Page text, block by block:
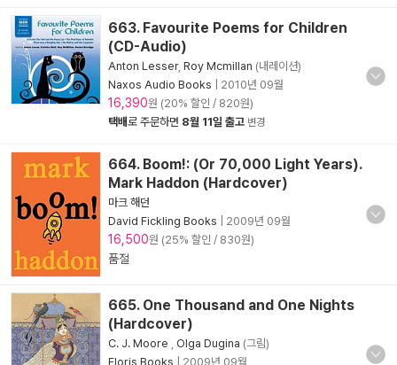
663. Favourite Poems for Children
(CD-Audio)
Anton Lesser, Roy Mcmillan (내레이션)
Naxos Audio Books
2010년 09월
16,390원 (20% 할인 / 820원)
택배로 주문하면 8월 11일 출고 변경
664. Boom!: (Or 70,000 Light Years).
Mark Haddon (Hardcover)
마크 해던
David Fickling Books
2009년 09월
16,500원 (25% 할인 / 830원)
품절
665. One Thousand and One Nights
(Hardcover)
C. J. Moore Olga Dugina (그림)
Floris Books
2009년 09월